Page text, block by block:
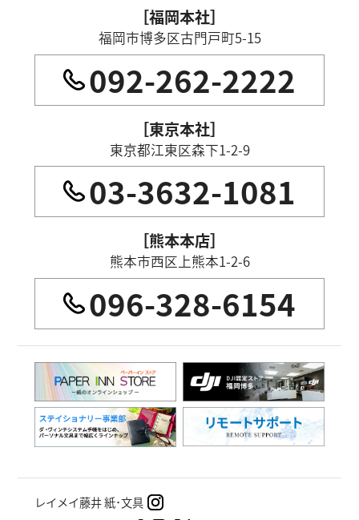
［福岡本社］
福岡市博多区古門戸町5-15
092-262-2222
［東京本社］
東京都江東区森下1-2-9
03-3632-1081
［熊本本店］
熊本市西区上熊本1-2-6
096-328-6154
レイメイ藤井 紙･文具